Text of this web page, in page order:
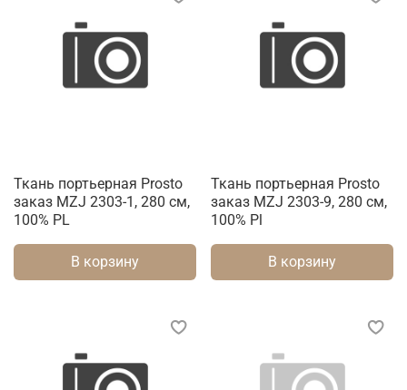
Ткань портьерная Prosto
заказ MZJ 2303-1, 280 см,
100% PL
В корзину
Ткань портьерная Prosto
заказ MZJ 2303-9, 280 см,
100% Pl
В корзину